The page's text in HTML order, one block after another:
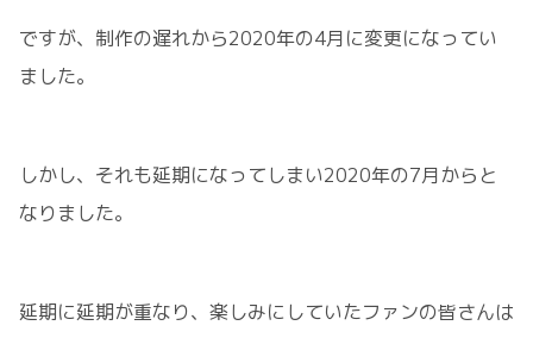
ですが、制作の遅れから2020年の4月に変更になってい
ました。
しかし、それも延期になってしまい2020年の7月からと
なりました。
延期に延期が重なり、楽しみにしていたファンの皆さんは